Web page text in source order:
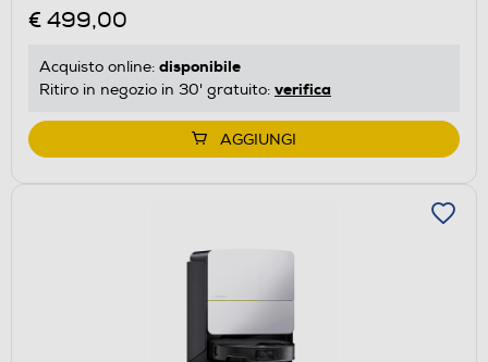
€ 499,00
Acquisto online: disponibile
Ritiro in negozio in 30' gratuito: verifica
AGGIUNGI